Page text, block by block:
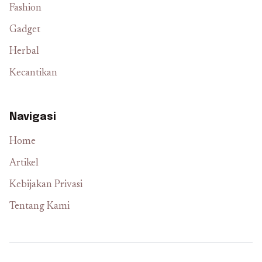
Fashion
Gadget
Herbal
Kecantikan
Navigasi
Home
Artikel
Kebijakan Privasi
Tentang Kami